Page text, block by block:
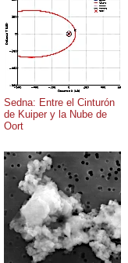
Sedna: Entre el Cinturón
de Kuiper y la Nube de
Oort